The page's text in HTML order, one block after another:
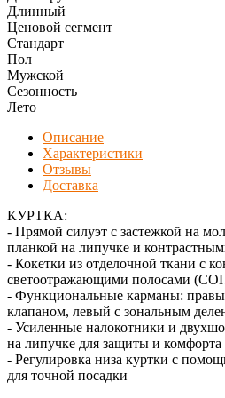
Длинный
Ценовой сегмент
Стандарт
Пол
Мужской
Сезонность
Лето
Описание
Характеристики
Отзывы
Доставка
КУРТКА:
- Прямой силуэт с застежкой на
планкой на липучке и
- Кокетки из отделочной ткани с
светоотражающими полосами
- Функциональные карманы:
клапаном, левый с зональным
- Усиленные налокотники и
на липучке для защиты и комфорта
- Регулировка низа куртки с
для точной посадки